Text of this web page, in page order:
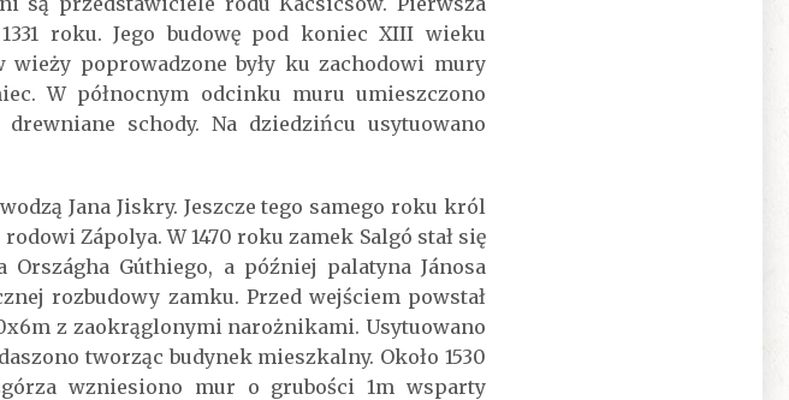
roku. Jego budowę pod koniec XIII wieku
poprowadzone były ku zachodowi mury
W północnym odcinku muru umieszczono
schody. Na dziedzińcu usytuowano
Jana Jiskry. Jeszcze tego samego roku król
Zápolya. W 1470 roku zamek Salgó stał się
Gúthiego, a później palatyna Jánosa
rozbudowy zamku. Przed wejściem powstał
z zaokrąglonymi narożnikami. Usytuowano
tworząc budynek mieszkalny. Około 1530
wzniesiono mur o grubości 1m wsparty